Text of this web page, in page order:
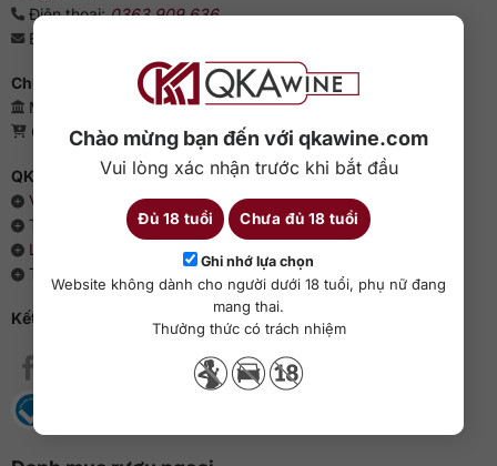
Chào mừng bạn đến với qkawine.com
Vui lòng xác nhận trước khi bắt đầu
Đủ 18 tuổi Chưa đủ 18 tuổi
Ghi nhớ lựa chọn
Website không dành cho người dưới 18 tuổi, phụ nữ đang
mang thai.
Thưởng thức có trách nhiệm
Điện thoại:0363 909 636
Email:
Chứng nhận kinh doanh
Mã số doanh nghiệp: 0110385539 - QKAWine JSC
Giấy phép bán lẻ rượu: 04/GP-UBND
QKAWine - Chuyên rượu ngoại hàng đầu Việt Nam
Về chúng tôi
Thông cáo báo chí
Liên hệ với QKAWine
Tin tức và sự kiện
Kết nối với QKAWine